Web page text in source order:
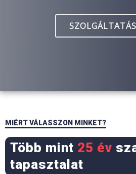
MIÉRT VÁLASSZON MINKET?
Több mint 25 év
tapasztalat